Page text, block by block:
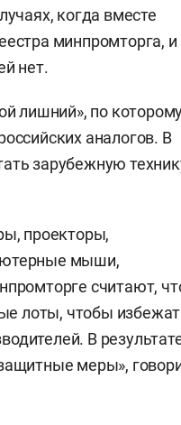
когда вместе
минпромторга, и
нет.
лишний», по
аналогов. В
зарубежную
проекторы,
мыши,
считают,
лоты, чтобы
В
меры»,